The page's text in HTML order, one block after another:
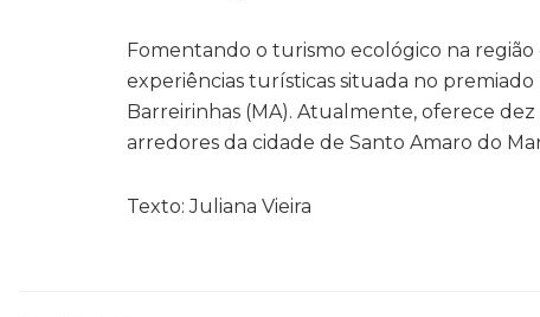
Fomentando o turismo ecológico na região
experiências turísticas situada no
Barreirinhas (MA). Atualmente, oferece
arredores da cidade de Santo Amaro do
Texto: Juliana Vieira